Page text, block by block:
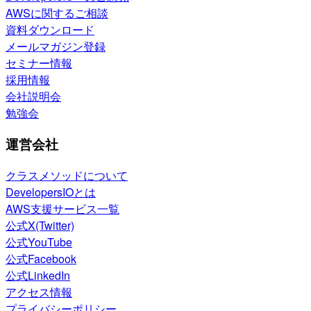
AWSに関するご相談
資料ダウンロード
メールマガジン登録
セミナー情報
採用情報
会社説明会
勉強会
運営会社
クラスメソッドについて
DevelopersIOとは
AWS支援サービス一覧
公式X(Twitter)
公式YouTube
公式Facebook
公式LinkedIn
アクセス情報